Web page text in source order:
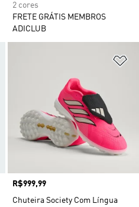
2 cores
FRETE GRÁTIS MEMBROS
ADICLUB
Adicionar à Lista de Desejos
Preço
R$999,99
Chuteira Society Com Língua